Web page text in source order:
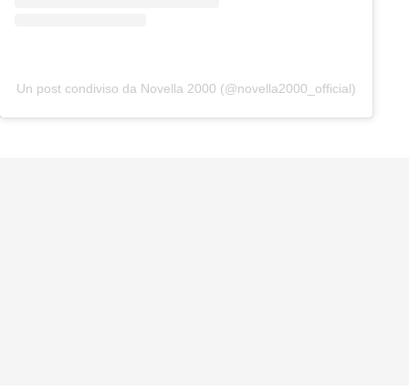
Un post condiviso da Novella 2000 (@novella2000_official)